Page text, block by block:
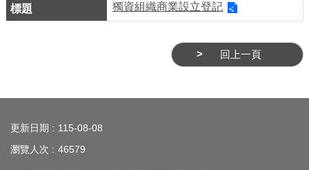
頁
答
獨資組織商業設立登記
回上一頁
更新日期
115-08-08
瀏覽人次
46579